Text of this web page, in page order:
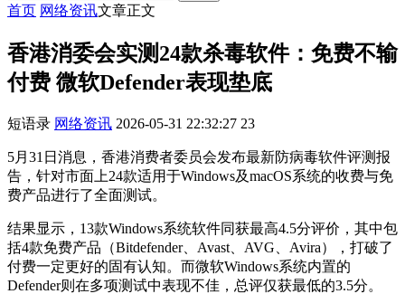
首页 网络资讯文章正文
香港消委会实测24款杀毒软件：免费不输
付费 微软Defender表现垫底
短语录 网络资讯 2026-05-31 22:32:27 23
5月31日消息，香港消费者委员会发布最新防病毒软件评测报
告，针对市面上24款适用于Windows及macOS系统的收费与免
费产品进行了全面测试。
结果显示，13款Windows系统软件同获最高4.5分评价，其中包
括4款免费产品（Bitdefender、Avast、AVG、Avira），打破了
付费一定更好的固有认知。而微软Windows系统内置的
Defender则在多项测试中表现不佳，总评仅获最低的3.5分。